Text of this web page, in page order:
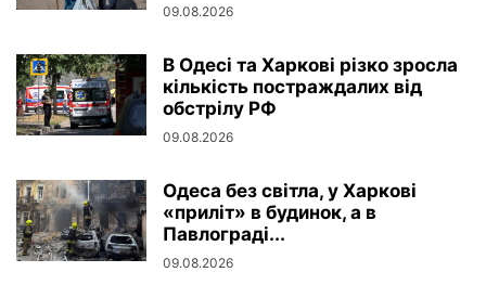
09.08.2026
В Одесі та Харкові різко зросла
кількість постраждалих від
обстрілу РФ
09.08.2026
Одеса без світла, у Харкові
«приліт» в будинок, а в
Павлограді...
09.08.2026